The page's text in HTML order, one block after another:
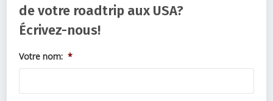
de votre roadtrip aux USA?
Écrivez-nous!
Votre nom: *